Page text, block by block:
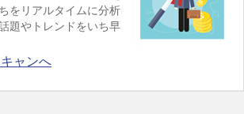
をリアルタイムに分析
題やトレンドをいち早
ャンへ